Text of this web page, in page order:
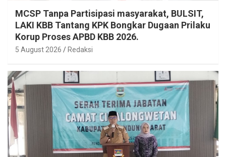
MCSP Tanpa Partisipasi masyarakat, BULSIT,
LAKI KBB Tantang KPK Bongkar Dugaan Prilaku
Korup Proses APBD KBB 2026.
5 August 2026 Redaksi